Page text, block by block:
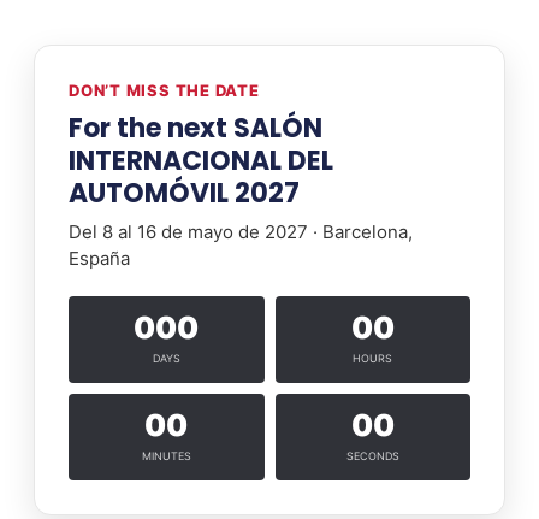
DON’T MISS THE DATE
For the next SALÓN
INTERNACIONAL DEL
AUTOMÓVIL 2027
Del 8 al 16 de mayo de 2027 · Barcelona,
España
000
DAYS
00
HOURS
00
MINUTES
00
SECONDS